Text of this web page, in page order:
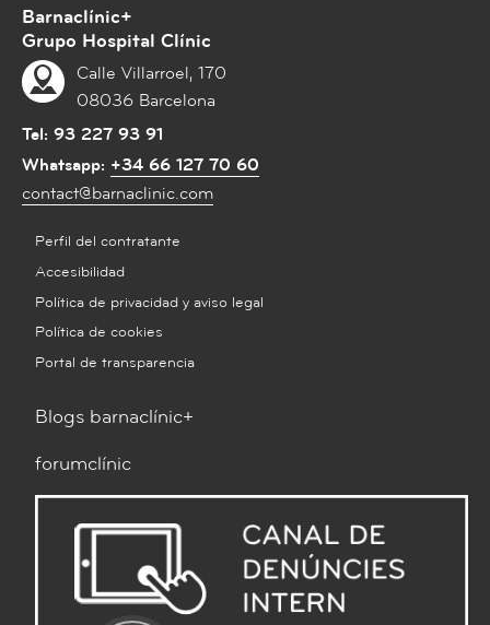
Barnaclínic+
Grupo Hospital Clínic
Calle Villarroel, 170
08036 Barcelona
Tel: 93 227 93 91
Whatsapp: +34 66 127 70 60
contact@barnaclinic.com
Perfil del contratante
Accesibilidad
Política de privacidad y aviso legal
Política de cookies
Portal de transparencia
Blogs barnaclínic+
forumclínic